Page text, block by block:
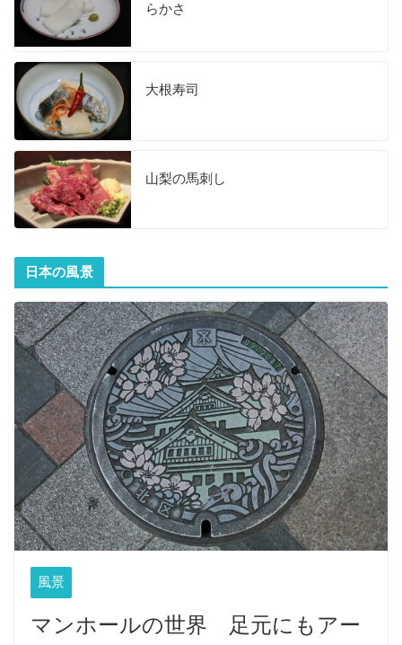
らかさ
大根寿司
山梨の馬刺し
日本の風景
風景
マンホールの世界 足元にもアー